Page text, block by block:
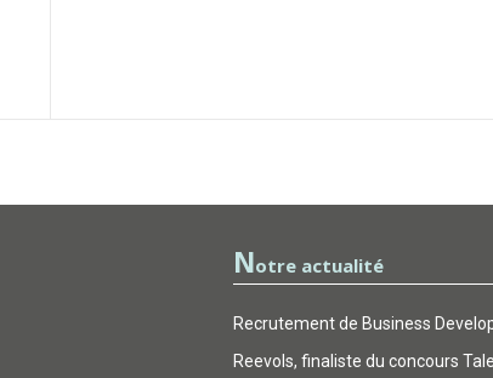
Notre actualité
Recrutement de Business
Reevols, finaliste du concours